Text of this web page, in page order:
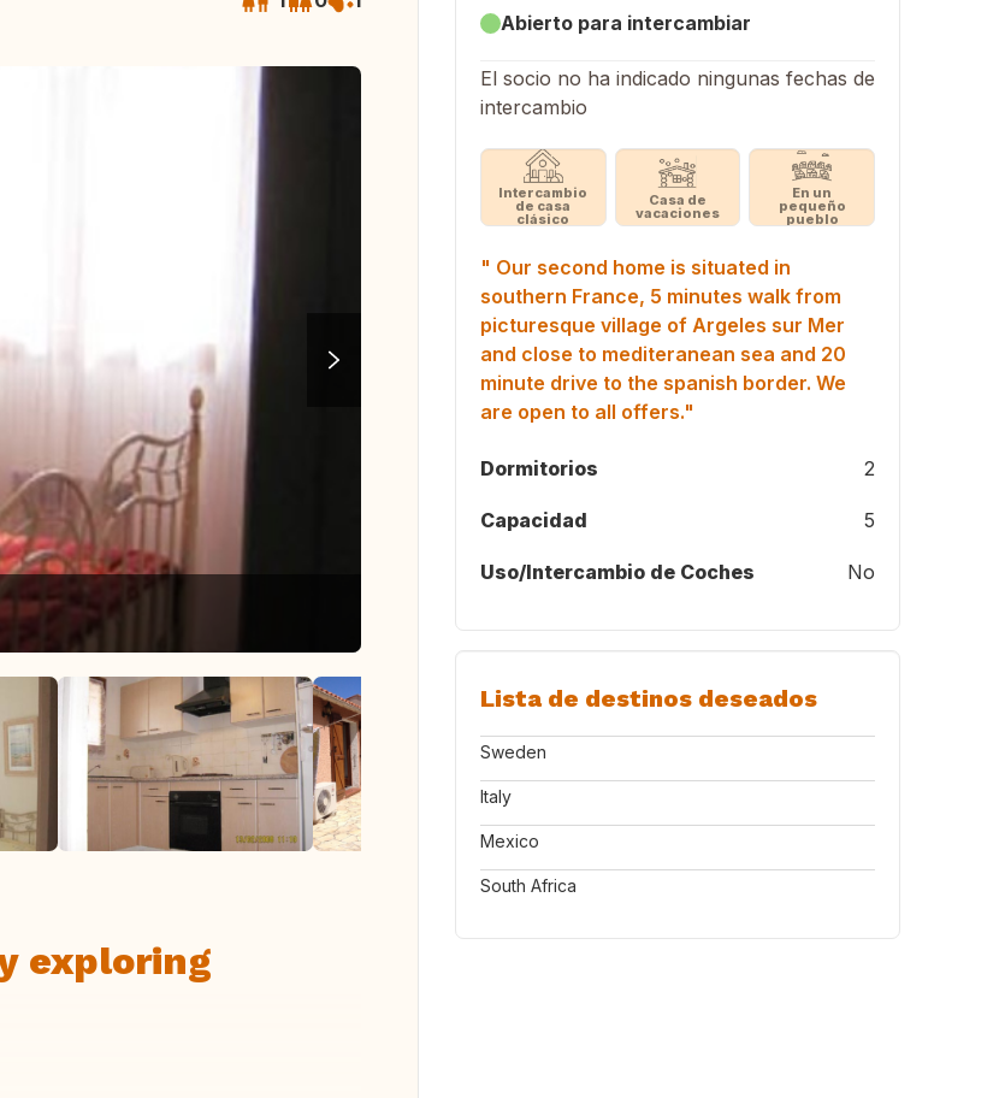
exploring
Abierto para intercambiar
El socio no ha indicado ningunas fechas de
intercambio
Intercambio
de casa
clásico
Casa de
vacaciones
En un
pequeño
pueblo
" Our second home is situated in
southern France, 5 minutes walk from
picturesque village of Argeles sur Mer
and close to mediteranean sea and 20
minute drive to the spanish border. We
are open to all offers."
Dormitorios 2
Capacidad 5
Uso/Intercambio de Coches No
Lista de destinos deseados
Sweden
Italy
Mexico
South Africa